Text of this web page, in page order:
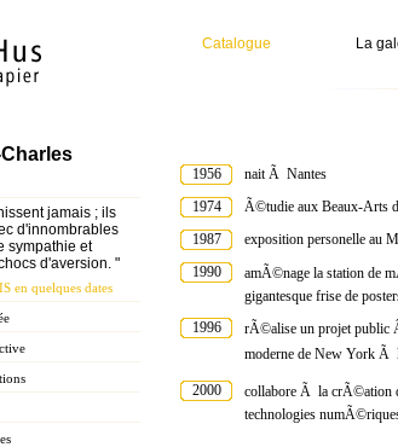
Catalogue La
jamais ; ils
d'innombrables
sympathie et
d'aversion. "
en quelques dates
1956
nait Ã Nantes
1974
Ã©tudie aux Beaux-Arts
1987
exposition personelle au
1990
amÃ©nage la station de
gigantesque frise de
1996
rÃ©alise un projet public
moderne de New York Ã
2000
collabore Ã la crÃ©ation
technologies